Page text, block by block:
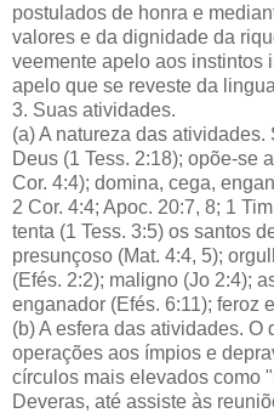
postulados de honra e
valores e da dignidade da
veemente apelo aos instintos
apelo que se reveste da
3. Suas atividades.
(a) A natureza das
Deus (1 Tess. 2:18); opõe-se
Cor. 4:4); domina, cega,
2 Cor. 4:4; Apoc. 20:7, 8; 1
tenta (1 Tess. 3:5) os santos
presunçoso (Mat. 4:4, 5);
(Efés. 2:2); maligno (Jo 2:4);
enganador (Efés. 6:11); feroz
(b) A esfera das atividades.
operações aos ímpios e
círculos mais elevados como
Deveras, até assiste às